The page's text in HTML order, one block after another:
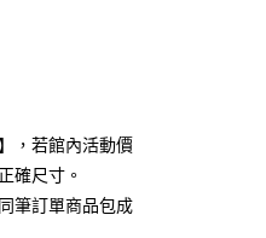
行
業銀行
行
行，若館內活動價
確尺寸。
筆訂單商品包成